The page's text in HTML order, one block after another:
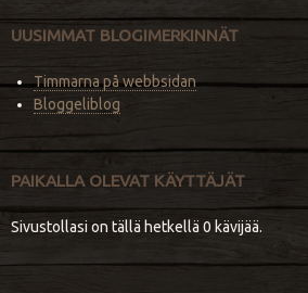
UUSIMMAT BLOGIMERKINNÄT
Timmarna på webbsidan
Bloggeliblog
PAIKALLA OLEVAT KÄYTTÄJÄT
Sivustollasi on tällä hetkellä 0 kävijää.